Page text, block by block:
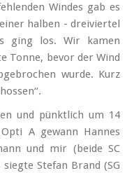
Windes gab es
halben - dreiviertel
ging los. Wir kamen
Tonne, bevor der Wind
wurde. Kurz
und pünktlich um 14
A gewann Hannes
und mir (beide SC
Stefan Brand (SG